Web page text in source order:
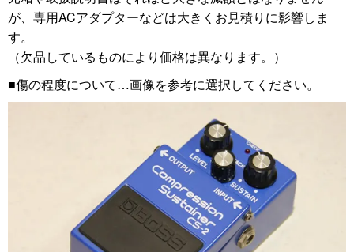
が、専用ACアダプターなどは大きくお見積りに影響しま
す。
（欠品しているものにより価格は異なります。）
■傷の程度について…画像を参考に選択してください。